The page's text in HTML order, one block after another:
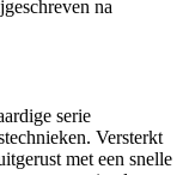
na
serie
Versterkt
met een snelle